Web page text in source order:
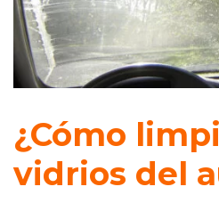
¿Cómo
vidrios del